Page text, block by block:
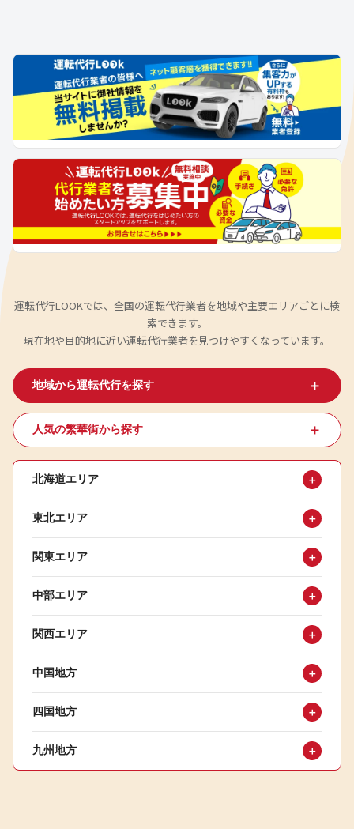
運転代行LOOKでは、全国の運転代行業者を地域や主要エリアごとに検
索できます。
現在地や目的地に近い運転代行業者を見つけやすくなっています。
地域から運転代行を探す ＋
人気の繁華街から探す ＋
北海道エリア ＋
東北エリア ＋
関東エリア ＋
中部エリア ＋
関西エリア ＋
中国地方 ＋
四国地方 ＋
九州地方 ＋